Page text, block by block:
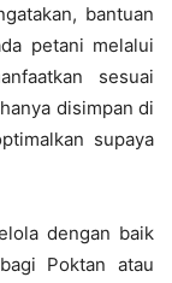
bantuan
petani melalui
sesuai
disimpan di
supaya
dengan baik
Poktan atau